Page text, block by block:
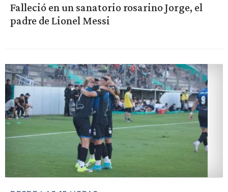
Falleció en un sanatorio rosarino Jorge, el
padre de Lionel Messi